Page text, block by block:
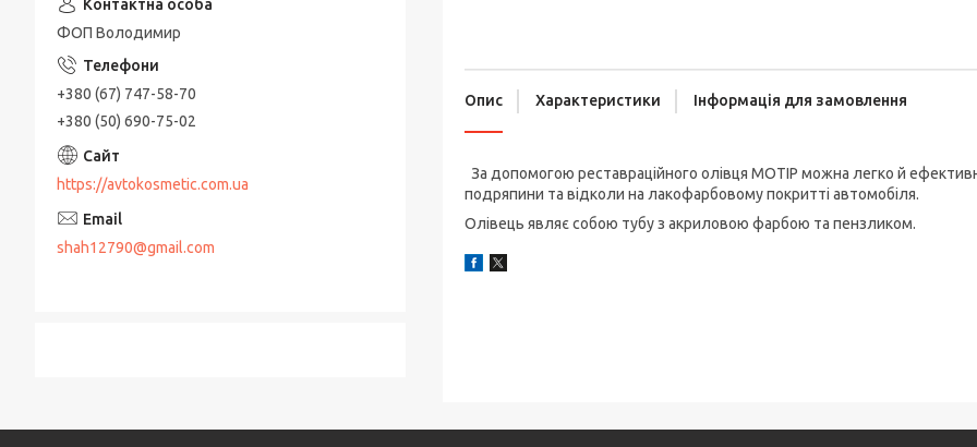
Опис Характеристики Інформація для замовлення
За допомогою реставраційного олівця MOTIP можна легко й
подряпини та відколи на лакофарбовому покритті автомобіля.
Олівець являє собою тубу з акриловою фарбою та пензликом.
ФОП Володимир
+380 (67) 747-58-70
+380 (50) 690-75-02
https://avtokosmetic.com.ua
shah12790@gmail.com